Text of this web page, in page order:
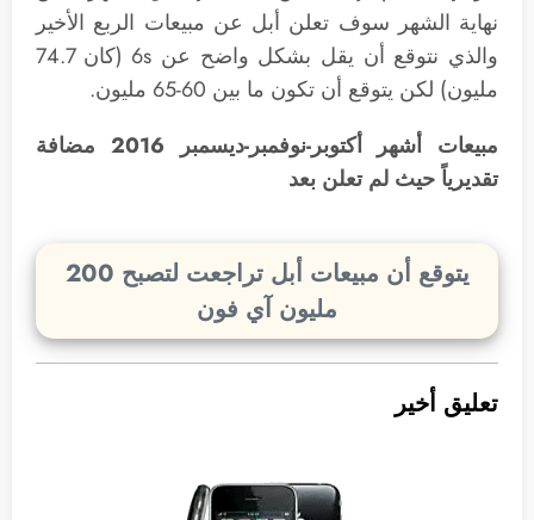
نهاية الشهر سوف تعلن أبل عن مبيعات الربع الأخير
والذي نتوقع أن يقل بشكل واضح عن 6s (كان 74.7
مليون) لكن يتوقع أن تكون ما بين 60-65 مليون.
مبيعات أشهر أكتوبر-نوفمبر-ديسمبر 2016 مضافة
تقديرياً حيث لم تعلن بعد
يتوقع أن مبيعات أبل تراجعت لتصبح 200
مليون آي فون
تعليق أخير